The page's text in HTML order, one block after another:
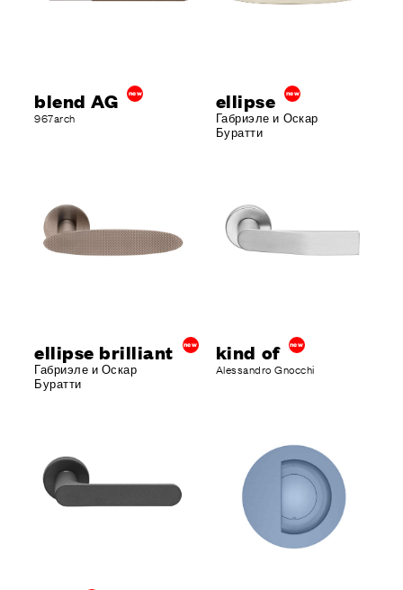
ВСЕ ПРОЕКТЫ
blend AG new
967arch
ellipse new
Габриэле и Оскар
Буратти
ellipse brilliant new
Габриэле и Оскар
Буратти
kind of new
Alessandro Gnocchi